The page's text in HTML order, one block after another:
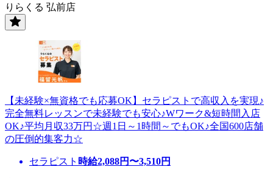
りらくる 弘前店
【未経験×無資格でも応募OK】セラピストで高収入を実現♪
完全無料レッスンで未経験でも安心♪Wワーク&短時間入店
OK♪平均月収33万円☆週1日～1時間～でもOK♪全国600店舗
の圧倒的集客力☆
セラピスト 時給2,088円〜3,510円